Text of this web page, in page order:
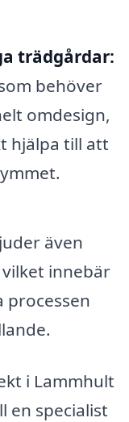
trädgårdar:
behöver
omdesign,
hjälpa till att
även
innebär
processen
i Lammhult
en specialist